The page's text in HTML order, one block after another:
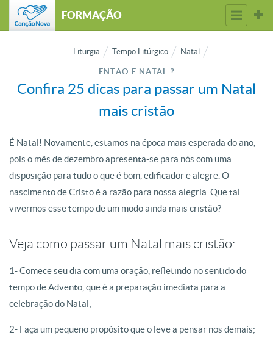
FORMAÇÃO
Liturgia Tempo Litúrgico Natal
ENTÃO É NATAL ?
Confira 25 dicas para passar um Natal
mais cristão
É Natal! Novamente, estamos na época mais esperada do ano,
pois o mês de dezembro apresenta-se para nós com uma
disposição para tudo o que é bom, edificador e alegre. O
nascimento de Cristo é a razão para nossa alegria. Que tal
vivermos esse tempo de um modo ainda mais cristão?
Veja como passar um Natal mais cristão:
1- Comece seu dia com uma oração, refletindo no sentido do
tempo de Advento, que é a preparação imediata para a
celebração do Natal;
2- Faça um pequeno propósito que o leve a pensar nos demais;